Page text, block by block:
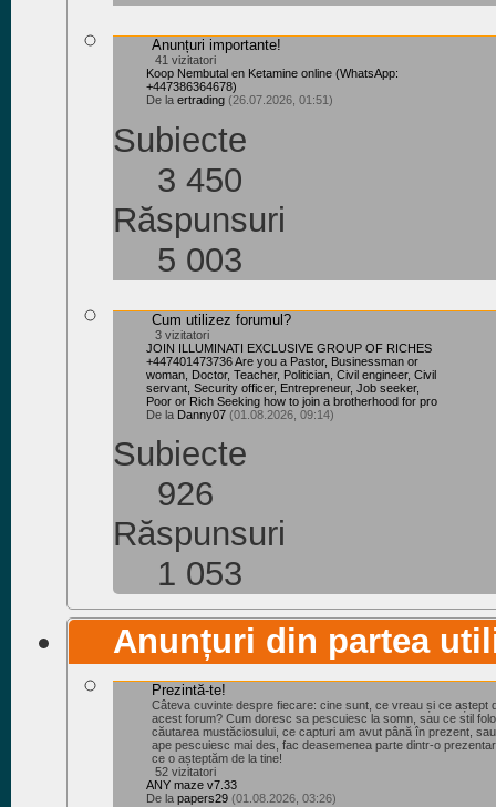
Anunțuri importante!
41 vizitatori
Koop Nembutal en Ketamine online (WhatsApp:
+447386364678)
De la ertrading (26.07.2026, 01:51)
Subiecte
3 450
Răspunsuri
5 003
Cum utilizez forumul?
3 vizitatori
JOIN ILLUMINATI EXCLUSIVE GROUP OF RICHES
+447401473736 Are you a Pastor, Businessman or
woman, Doctor, Teacher, Politician, Civil engineer, Civil
servant, Security officer, Entrepreneur, Job seeker,
Poor or Rich Seeking how to join a brotherhood for pro
De la Danny07 (01.08.2026, 09:14)
Subiecte
926
Răspunsuri
1 053
Anunțuri din partea
Prezintă-te!
Câteva cuvinte despre fiecare: cine sunt, ce vreau și ce aștept
acest forum? Cum doresc sa pescuiesc la somn, sau ce stil
căutarea mustăciosului, ce capturi am avut până în prezent,
ape pescuiesc mai des, fac deasemenea parte dintr-o
ce o așteptăm de la tine!
52 vizitatori
ANY maze v7.33
De la papers29 (01.08.2026, 03:26)